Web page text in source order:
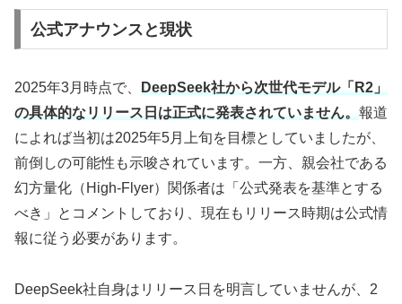
公式アナウンスと現状
2025年3月時点で、
DeepSeek社から次世代モデル「R2」
の具体的なリリース日は正式に発表されていません。 報道
によれば当初は2025年5月上旬を目標としていましたが、
前倒しの可能性も示唆されています。一方、親会社である
幻方量化（High-Flyer）関係者は「公式発表を基準とする
べき」とコメントしており、現在もリリース時期は公式情
報に従う必要があります。
DeepSeek社自身はリリース日を明言していませんが、2